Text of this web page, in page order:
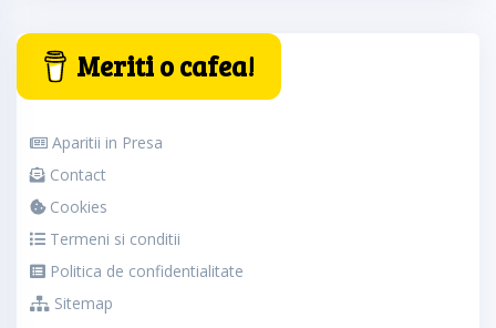
Meriti o cafea!
Aparitii in Presa
Contact
Cookies
Termeni si conditii
Politica de confidentialitate
Sitemap